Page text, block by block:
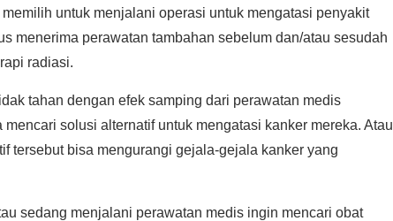
untuk menjalani operasi untuk mengatasi penyakit
menerima perawatan tambahan sebelum dan/atau sesudah
radiasi.
tahan dengan efek samping dari perawatan medis
solusi alternatif untuk mengatasi kanker mereka. Atau
tersebut bisa mengurangi gejala-gejala kanker yang
sedang menjalani perawatan medis ingin mencari obat